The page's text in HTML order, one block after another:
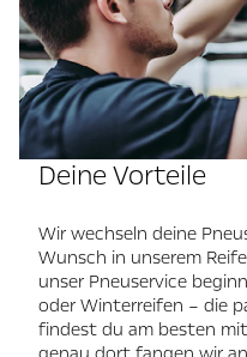
Deine Vorteile
Wir wechseln deine
Wunsch in unserem
unser Pneuservice
oder Winterreifen – die
findest du am besten